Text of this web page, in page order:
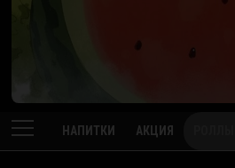
НАПИТКИ АКЦИЯ